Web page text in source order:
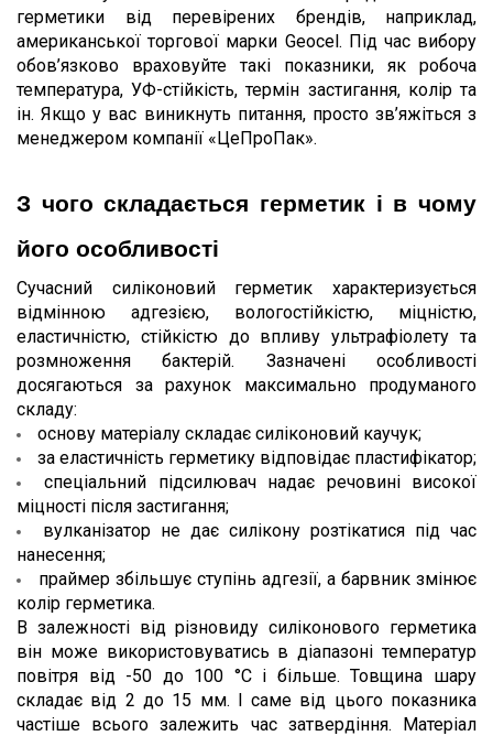
герметики від перевірених брендів, наприклад,
американської торгової марки Geocel. Під час вибору
обов’язково враховуйте такі показники, як робоча
температура, УФ-стійкість, термін застигання, колір та
ін. Якщо у вас виникнуть питання, просто зв’яжіться з
менеджером компанії «ЦеПроПак».
З чого складається герметик і в чому
його особливості
Сучасний силіконовий герметик характеризується
відмінною адгезією, вологостійкістю, міцністю,
еластичністю, стійкістю до впливу ультрафіолету та
розмноження бактерій. Зазначені особливості
досягаються за рахунок максимально продуманого
складу:
основу матеріалу складає силіконовий каучук;
за еластичність герметику відповідає пластифікатор;
спеціальний підсилювач надає речовині високої
міцності після застигання;
вулканізатор не дає силікону розтікатися під час
нанесення;
праймер збільшує ступінь адгезії, а барвник змінює
колір герметика.
В залежності від різновиду силіконового герметика
він може використовуватись в діапазоні температур
повітря від -50 до 100 °C і більше. Товщина шару
складає від 2 до 15 мм. І саме від цього показника
частіше всього залежить час затвердіння. Матеріал